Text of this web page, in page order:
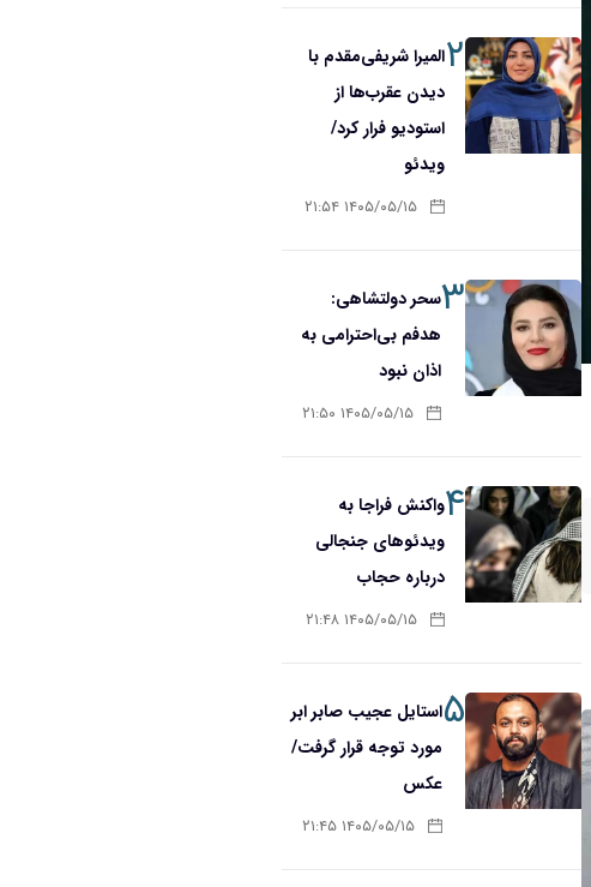
۲المیرا شریفی‌مقدم با
دیدن عقرب‌ها از
استودیو فرار کرد/
ویدئو
۱۴۰۵/۰۵/۱۵ ۲۱:۵۴
۳سحر دولتشاهی:
هدفم بی‌احترامی به
اذان نبود
۱۴۰۵/۰۵/۱۵ ۲۱:۵۰
۴واکنش فراجا به
ویدئوهای جنجالی
درباره حجاب
۱۴۰۵/۰۵/۱۵ ۲۱:۴۸
۵استایل عجیب صابر ابر
مورد توجه قرار گرفت/
عکس
۱۴۰۵/۰۵/۱۵ ۲۱:۴۵